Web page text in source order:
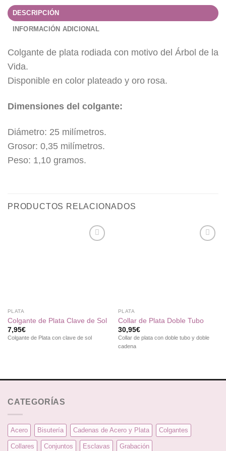
DESCRIPCIÓN
INFORMACIÓN ADICIONAL
Colgante de plata rodiada con motivo del Árbol de la
Vida.
Disponible en color plateado y oro rosa.
Dimensiones del colgante:
Diámetro: 25 milímetros.
Grosor: 0,35 milímetros.
Peso: 1,10 gramos.
PRODUCTOS RELACIONADOS
PLATA
Colgante de Plata Clave de Sol
7,95€
Colgante de Plata con clave de sol
PLATA
Collar de Plata Doble Tubo
30,95€
Collar de plata con doble tubo y doble
cadena
CATEGORÍAS
Acero Bisutería Cadenas de Acero y Plata Colgantes
Collares Conjuntos Esclavas Grabación